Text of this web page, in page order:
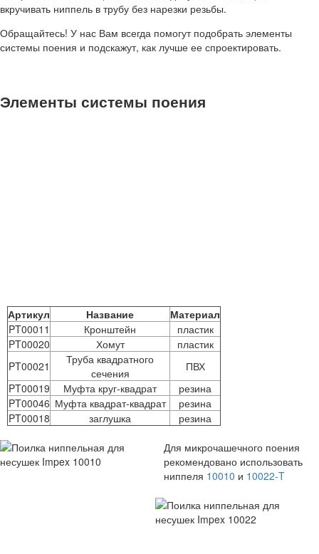
вкручивать ниппель в трубу без нарезки резьбы.
Обращайтесь! У нас Вам всегда помогут подобрать элементы
системы поения и подскажут, как лучше ее спроектировать.
Элементы системы поения
Артикул Название
Материал
PT00011
Кронштейн
пластик
PT00020
Хомут
пластик
PT00021
Труба квадратного
сечения
ПВХ
PT00019
Муфта круг-квадрат
резина
PT00046 Муфта квадрат-квадрат
резина
PT00018
заглушка резина
Для микрочашечного поения
рекомендовано использовать
ниппеля 10010 и 10022-T